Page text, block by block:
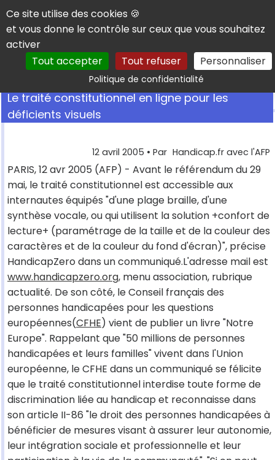
Panneau de gestion des cookies
Ce site utilise des cookies 🍪
et vous donne le contrôle sur ceux que vous souhaitez
activer
Tout accepter
Tout refuser Personnaliser
Politique de confidentialitéRechercher
Le traité constitutionnel en ligne pour les
déficients visuels
12 avril 2005 • Par Handicap.fr avec l'AFP
PARIS, 12 avr 2005 (AFP) - Avant le référendum du 29
mai, le traité constitutionnel est accessible aux
internautes équipés "d'une plage braille, d'une
synthèse vocale, ou qui utilisent la solution +confort de
lecture+ (paramétrage de la taille et de la couleur des
caractères et de la couleur du fond d'écran)", précise
HandicapZero dans un communiqué.L'adresse mail est
www.handicapzero.org, menu association, rubrique
actualité. De son côté, le Conseil français des
personnes handicapées pour les questions
européennes(CFHE) vient de publier un livre "Notre
Europe". Rappelant que "50 millions de personnes
handicapées et leurs familles" vivent dans l'Union
européenne, le CFHE dans un communiqué se félicite
que le traité constitutionnel interdise toute forme de
discrimination liée au handicap et reconnaisse dans
son article II-86 "le droit des personnes handicapées à
bénéficier de mesures visant à assurer leur autonomie,
leur intégration sociale et professionnelle et leur